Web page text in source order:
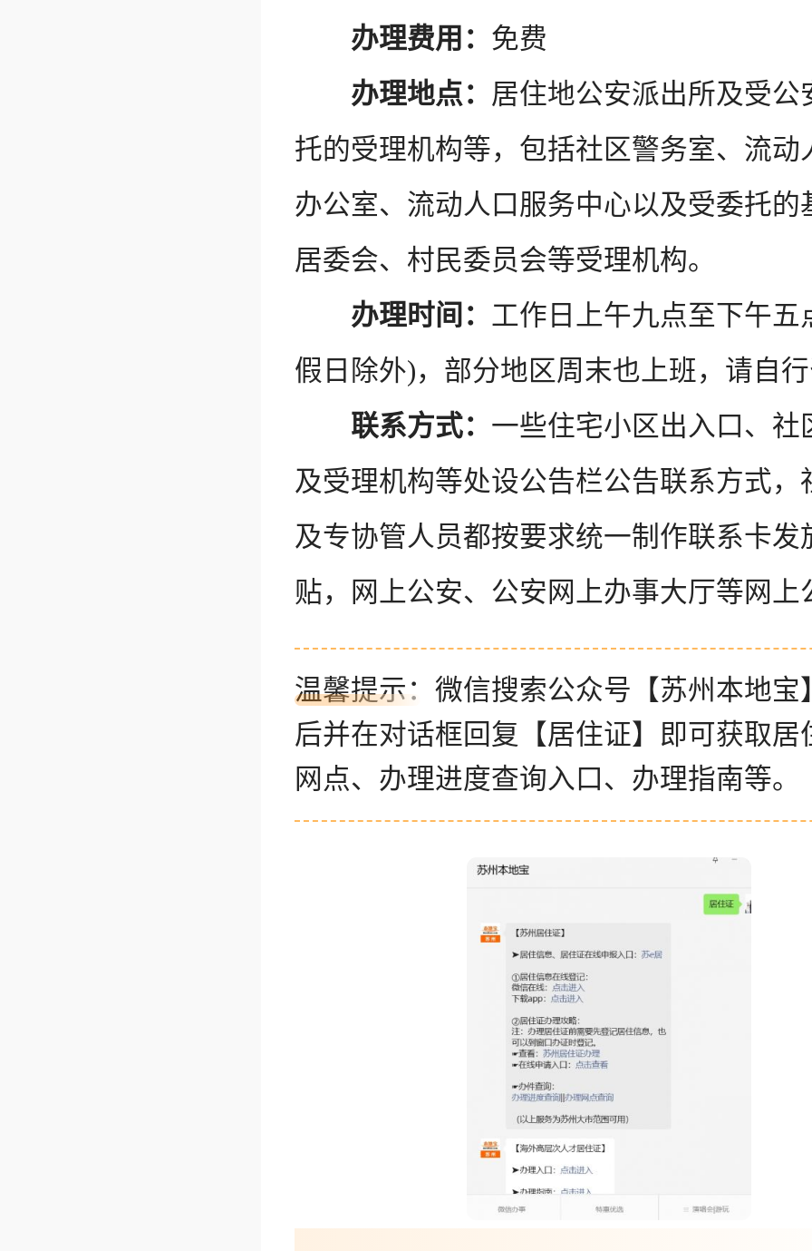
办理费用： 免费
办理地点： 居住地公安派出所及受公
托的受理机构等，包括社区警务室、流动
办公室、流动人口服务中心以及受委托的
居委会、村民委员会等受理机构。
办理时间： 工作日上午九点至下午五
假日除外)，部分地区周末也上班，请自
联系方式： 一些住宅小区出入口、社
及受理机构等处设公告栏公告联系方式，
及专协管人员都按要求统一制作联系卡发
贴，网上公安、公安网上办事大厅等网上
温馨提示：微信搜索公众号【苏州本地宝
后并在对话框回复【居住证】即可获取居
网点、办理进度查询入口、办理指南等。